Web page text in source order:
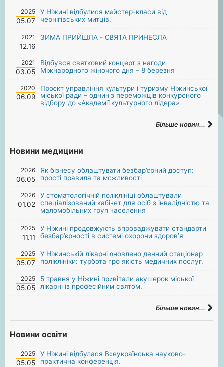
2025
05.07
У Ніжині відбулися майстер-класи від
чернігівських митців.
2021
12.16
ЗИМА ПРИЙШЛА - СВЯТА ПРИНЕСЛА
2021
03.05
Відбувся святковий концерт з нагоди
Міжнародного жіночого дня – 8 березня
2020
06.09
Проєкт управління культури і туризму Ніжинської
міської ради – однин з переможців конкурсного
відбору до «Академії культурного лідера»
Більше новин...
Новини медицини
2026
06.05
Як бізнесу облаштувати безбар’єрний доступ:
прості правила та можливості
2026
01.02
У стоматологічній поліклініці облаштували
спеціалізований кабінет для осіб з інвалідністю та
маломобільних груп населення
2025
11.11
У Ніжині продовжують впроваджувати стандарти
безбар’єрності в системі охорони здоров’я
2025
05.07
У Ніжинській лікарні оновлено денний стаціонар
поліклініки: турбота про якість медичних послуг.
2025
05.05
5 травня у Ніжині привітали акушерок міської
лікарні із професійним святом.
Більше новин...
Новини освіти
2025
05.05
У Ніжині відбулася Всеукраїнська науково-
практична конференція.